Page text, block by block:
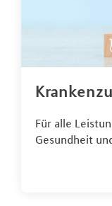
Für alle
Gesundheit